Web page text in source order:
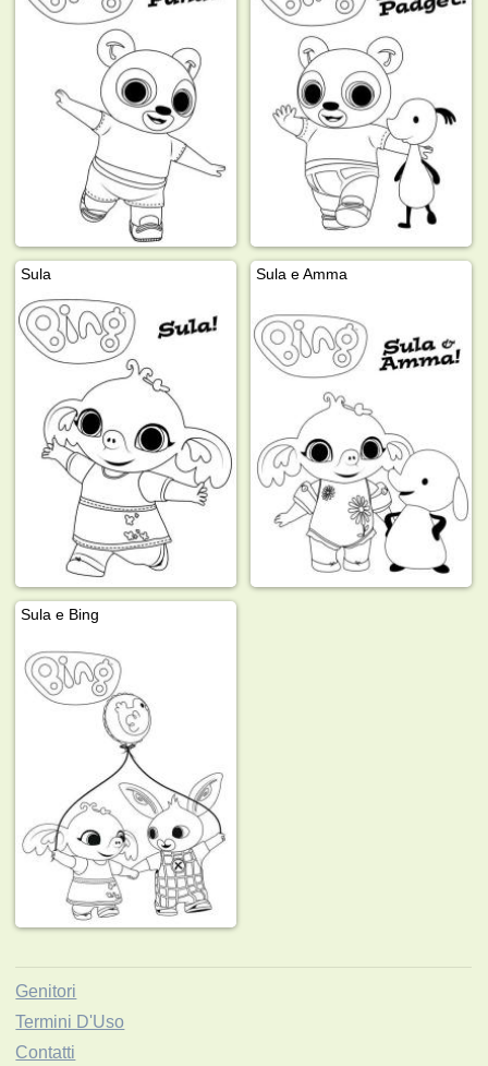
Sula Sula e Amma
Sula e Bing
Genitori
Termini D'Uso
Contatti